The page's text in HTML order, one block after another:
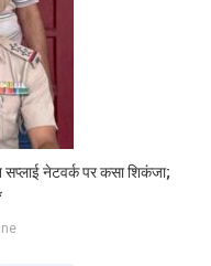
नेटवर्क पर कसा शिकंजा;